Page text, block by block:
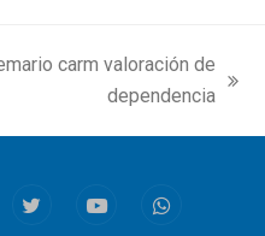
carm valoración de
dependencia
TwitterYoutubeWhatsapp